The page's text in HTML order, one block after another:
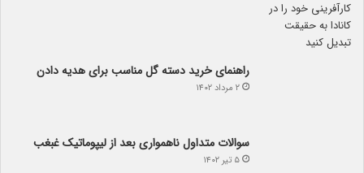
راهنمای خرید دسته گل مناسب برای هدیه دادن
۲ مرداد ۱۴۰۲
سوالات متداول ناهمواری بعد از لیپوماتیک غبغب
۵ تیر ۱۴۰۲